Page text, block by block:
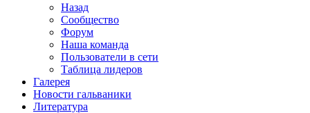
Назад
Сообщество
Форум
Наша команда
Пользователи в сети
Таблица лидеров
Галерея
Новости гальваники
Литература